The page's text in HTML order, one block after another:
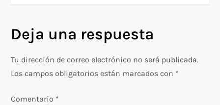
e
g
a
Deja una respuesta
Tu dirección de correo electrónico no será publicada.
Los campos obligatorios están marcados con *
Comentario *